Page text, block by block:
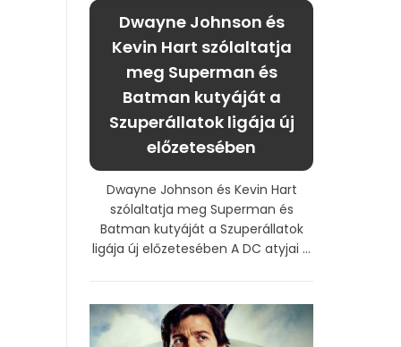
Dwayne Johnson és
Kevin Hart szólaltatja
meg Superman és
Batman kutyáját a
Szuperállatok ligája új
előzetesében
Dwayne Johnson és Kevin Hart
szólaltatja meg Superman és
Batman kutyáját a Szuperállatok
ligája új előzetesében A DC atyjai ...